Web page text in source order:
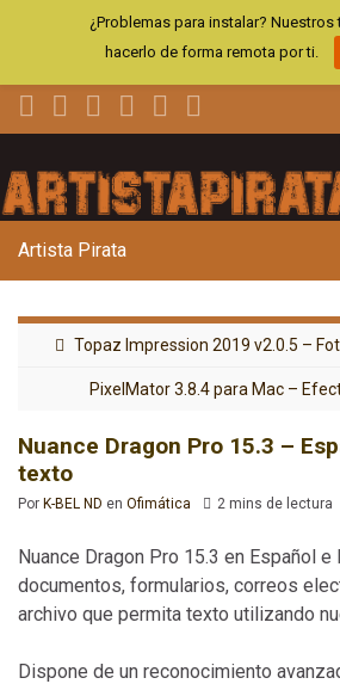
Artista Pirata
Topaz Impression 2019 v2.0.5 –
PixelMator 3.8.4 para Mac –
Nuance Dragon Pro 15.3 –
texto
Por K-BEL ND en Ofimática 2 mins de lectura
Nuance Dragon Pro 15.3 en Español
documentos, formularios, correos
archivo que permita texto utilizando
Dispone de un reconocimiento
¿Problemas para instalar?
hacerlo de forma remota por ti.